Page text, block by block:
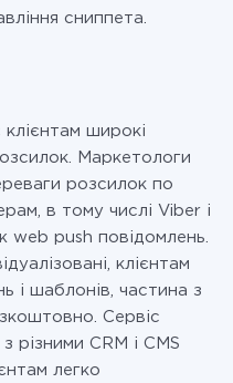
сниппета.
широкі
Маркетологи
розсилок по
в тому числі Viber і
web push повідомлень.
клієнтам
і шаблонів, частина з
Сервіс
різними CRM і CMS
легко